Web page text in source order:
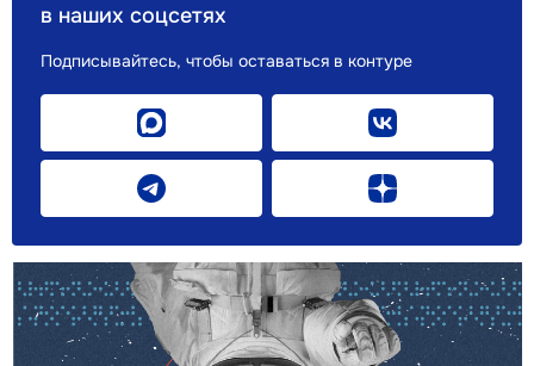
в наших соцсетях
Подписывайтесь, чтобы оставаться в контуре